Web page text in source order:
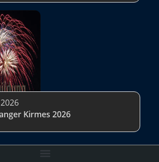
Kirmes 2026